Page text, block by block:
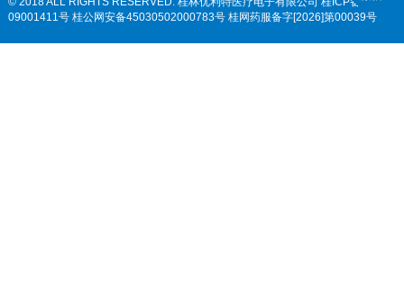
09001411号 桂公网安备45030502000783号 桂网药服备字[2026]第00039号